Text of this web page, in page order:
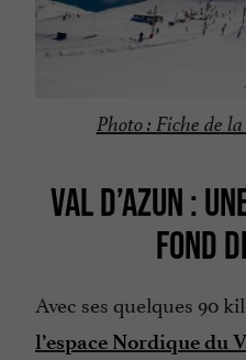
Photo : Fiche de
VAL D’AZUN :
FOND
Avec ses quelques 90
l’espace Nordique du